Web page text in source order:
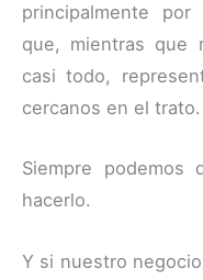
principalmente
que, mientras que
casi todo,
cercanos en el trato.
Siempre podemos
hacerlo.
Y si nuestro